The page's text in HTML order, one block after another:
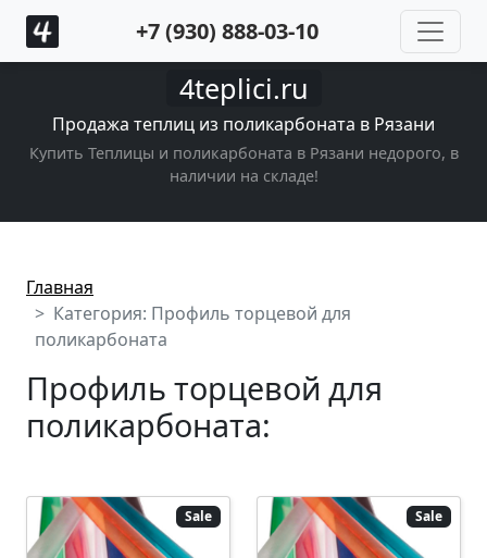
+7 (930) 888-03-10
4teplici.ru
Продажа теплиц из поликарбоната в Рязани
Купить Теплицы и поликарбоната в Рязани недорого, в
наличии на складе!
Главная
Категория: Профиль торцевой для
поликарбоната
Профиль торцевой для
поликарбоната:
Sale Sale